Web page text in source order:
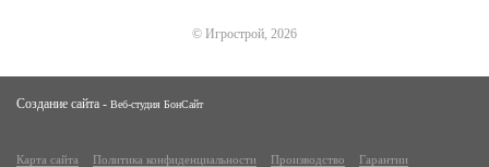
© Игрострой, 2026
Создание сайта - Веб-студия БонСайт
Карта сайта Политика конфиденциальности Производство Гарантии